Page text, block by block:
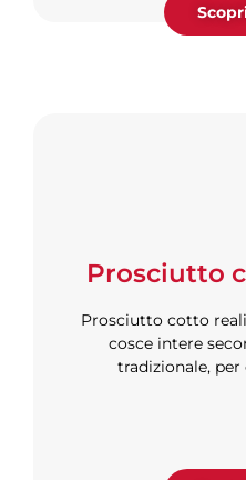
Prosciutto
Prosciutto cotto
cosce intere
tradizionale, per